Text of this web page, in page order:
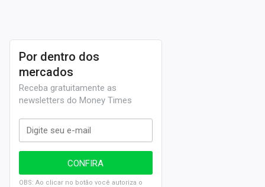
Por dentro dos
mercados
Receba gratuitamente as
newsletters do Money Times
OBS: Ao clicar no botão você autoriza o